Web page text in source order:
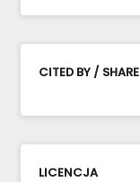
CITED BY / SHARE
LICENCJA